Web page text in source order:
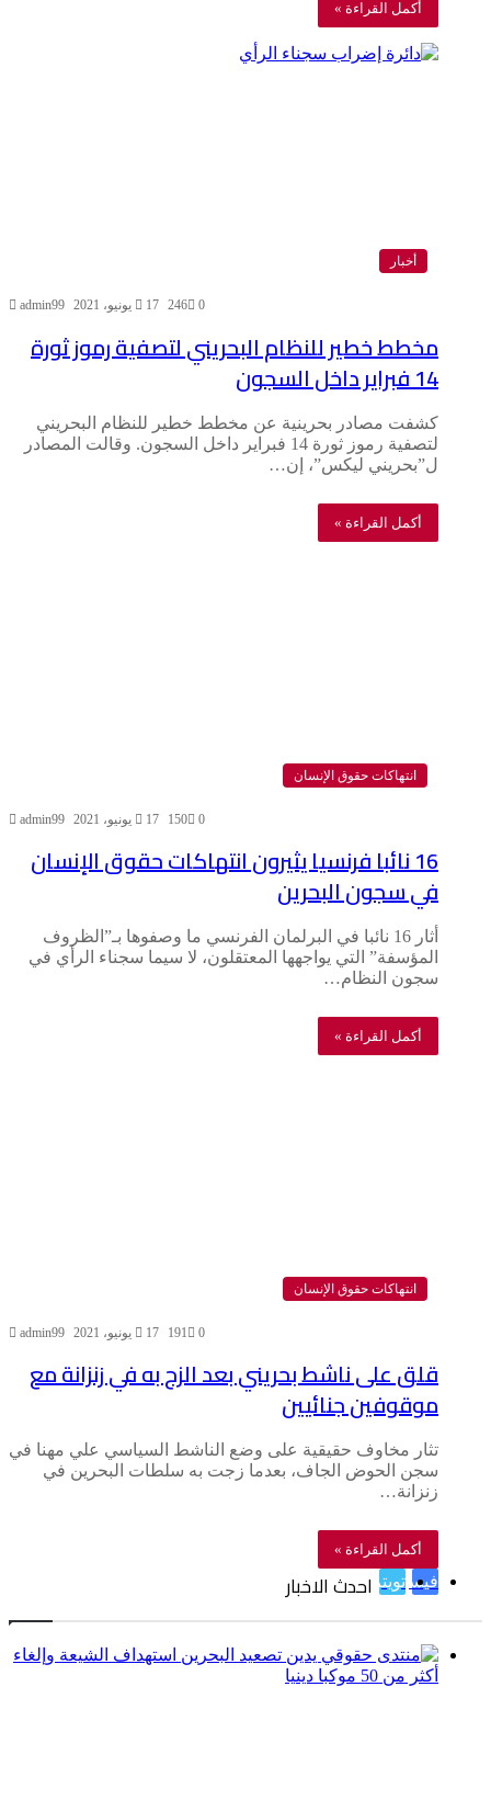
أكمل القراءة »
أخبار
admin99 17 يونيو، 2021 0
246
مخطط خطير للنظام البحريني لتصفية رموز ثورة
14 فبراير داخل السجون
كشفت مصادر بحرينية عن مخطط خطير للنظام البحريني
لتصفية رموز ثورة 14 فبراير داخل السجون. وقالت المصادر
ل”بحريني ليكس”، إن…
أكمل القراءة »
انتهاكات حقوق الإنسان
admin99 17 يونيو، 2021 0
150
16 نائبا فرنسيا يثيرون انتهاكات حقوق الإنسان
في سجون البحرين
أثار 16 نائبا في البرلمان الفرنسي ما وصفوها بـ”الظروف
المؤسفة” التي يواجهها المعتقلون، لا سيما سجناء الرأي في
سجون النظام…
أكمل القراءة »
انتهاكات حقوق الإنسان
admin99 17 يونيو، 2021 0
191
قلق على ناشط بحريني بعد الزج به في زنزانة مع
موقوفين جنائيين
تثار مخاوف حقيقية على وضع الناشط السياسي علي مهنا في
سجن الحوض الجاف، بعدما زجت به سلطات البحرين في
زنزانة…
أكمل القراءة »
فيسبوك
تويتر احدث الاخبار